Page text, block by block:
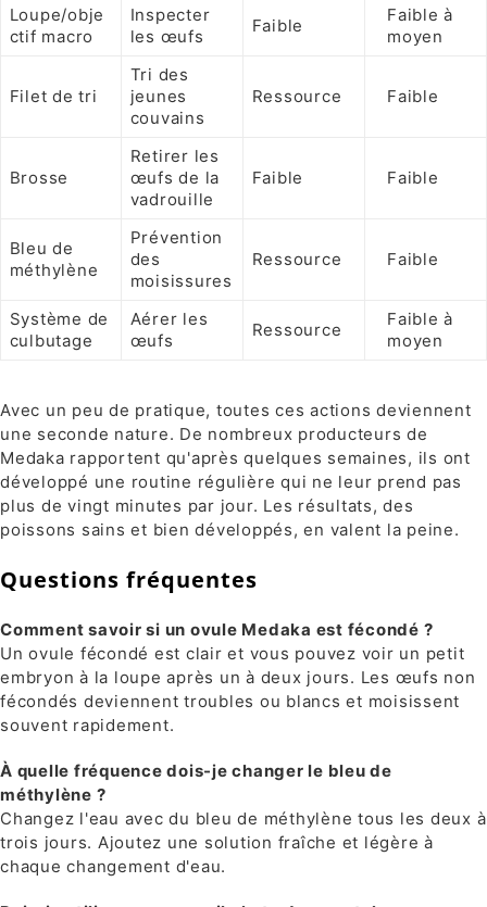
Loupe/obje
ctif macro
Inspecter
les œufs
Faible
Faible à
moyen
Filet de tri
Tri des
jeunes
couvains
Ressource Faible
Brosse
Retirer les
œufs de la
vadrouille
Faible Faible
Bleu de
méthylène
Prévention
des
moisissures
Ressource Faible
Système de
culbutage
Aérer les
œufs
Ressource
Faible à
moyen
Avec un peu de pratique, toutes ces actions deviennent
une seconde nature. De nombreux producteurs de
Medaka rapportent qu'après quelques semaines, ils ont
développé une routine régulière qui ne leur prend pas
plus de vingt minutes par jour. Les résultats, des
poissons sains et bien développés, en valent la peine.
Questions fréquentes
Comment savoir si un ovule Medaka est fécondé ?
Un ovule fécondé est clair et vous pouvez voir un petit
embryon à la loupe après un à deux jours. Les œufs non
fécondés deviennent troubles ou blancs et moisissent
souvent rapidement.
À quelle fréquence dois-je changer le bleu de
méthylène ?
Changez l'eau avec du bleu de méthylène tous les deux à
trois jours. Ajoutez une solution fraîche et légère à
chaque changement d'eau.